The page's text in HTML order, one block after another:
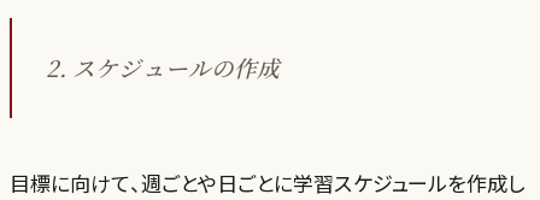
2. スケジュールの作成
目標に向けて、週ごとや日ごとに学習スケジュールを作成し